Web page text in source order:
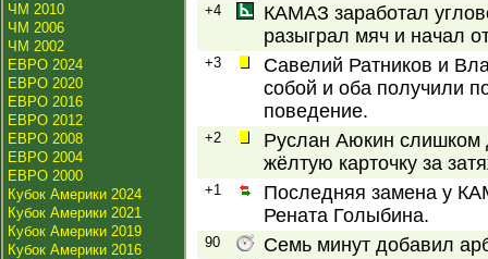
ЧМ 2010
ЧМ 2006
ЧМ 2002
ЕВРО 2024
ЕВРО 2020
ЕВРО 2016
ЕВРО 2012
ЕВРО 2008
ЕВРО 2004
ЕВРО 2000
Кубок Америки 2024
Кубок Америки 2021
Кубок Америки 2019
Кубок Америки 2016
+4
КАМАЗ заработал
разыграл мяч и начал
+3
Савелий Ратников и
собой и оба получили
поведение.
+2
Руслан Аюкин слишком
жёлтую карточку за
+1
Последняя замена у
Рената Голыбина.
90 Семь минут добавил